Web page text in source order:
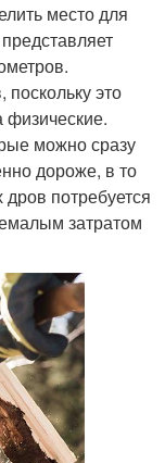
место для
это
можно сразу
дороже, в то
потребуется
затратом